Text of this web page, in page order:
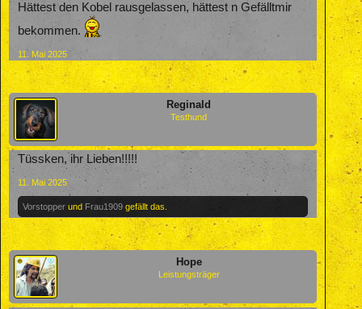
Hättest den Kobel rausgelassen, hättest n Gefälltmir
bekommen.
11. Mai 2025
Reginald
Testhund
Tüssken, ihr Lieben!!!!!
11. Mai 2025
Vorstopper und Frau1909 gefällt das.
Hope
Leistungsträger